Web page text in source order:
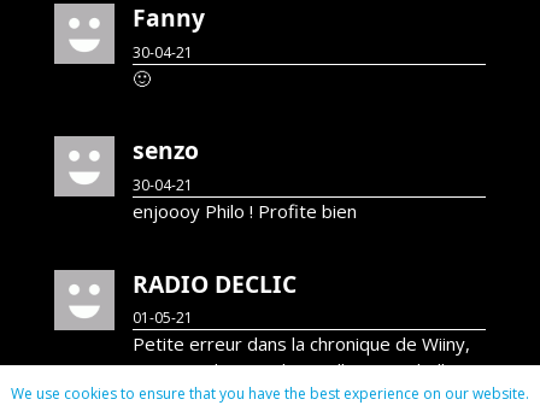
Fanny
30-04-21
🙂
senzo
30-04-21
enjoooy Philo ! Profite bien
RADIO DECLIC
01-05-21
Petite erreur dans la chronique de Wiiny,
Accra est le nom d'une ville, c'est d'ailleurs
la capitale du Ghana 😊
We use cookies to ensure that you have the best experience on our website.